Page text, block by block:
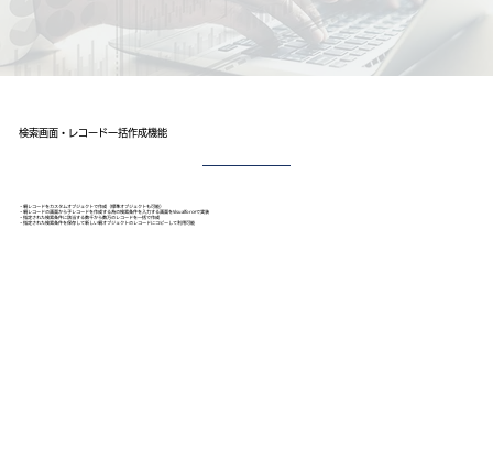
検索画面・レコード一括作成機能
・親レコードをカスタムオブジェクトで作成（標準オブジェクトも可能）
・親レコードの画面から子レコードを作成する為の検索条件を入力する画面をVisualforceで実装
・指定された検索条件に該当する数千から数万のレコードを一括で作成
・指定された検索条件を保存して新しい親オブジェクトのレコードにコピーして利用可能